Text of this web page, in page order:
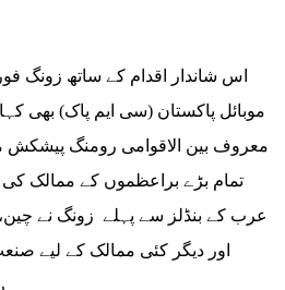
اس شاندار اقدام کے ساتھ زونگ
موبائل پاکستان (سی ایم پاک) بھی
معروف بین الاقوامی رومنگ
تمام بڑے براعظموں کے ممالک
عرب کے بنڈلز سے پہلے زونگ نے
اور دیگر کئی ممالک کے لیے